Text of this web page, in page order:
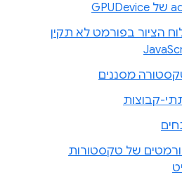
הציור בפורמט לא תקין
מסננים
קבוצות
של טקסטורות